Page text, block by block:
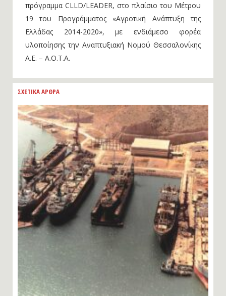
πρόγραμμα CLLD/LEADER, στο πλαίσιο του Μέτρου
19 του Προγράμματος «Αγροτική Ανάπτυξη της
Ελλάδας 2014-2020», με ενδιάμεσο φορέα
υλοποίησης την Αναπτυξιακή Νομού Θεσσαλονίκης
Α.Ε. – Α.Ο.Τ.Α.
ΣΧΕΤΙΚΑ ΑΡΘΡΑ